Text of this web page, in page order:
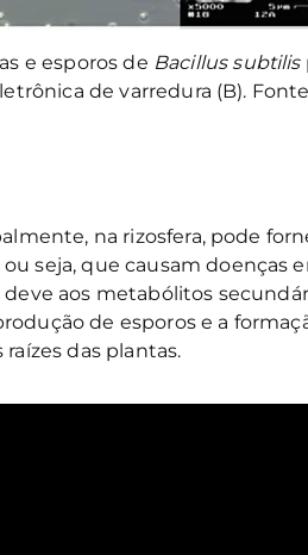
e esporos de Bacillus subtilis
de varredura (B).
na rizosfera, pode
ou seja, que causam doenças
deve aos metabólitos
de esporos e a
das plantas.